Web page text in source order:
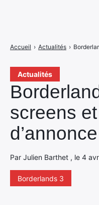
Actualités
screens
Par Julien Barthet , le 4
Borderlands 3
Accueil › Actualités ›